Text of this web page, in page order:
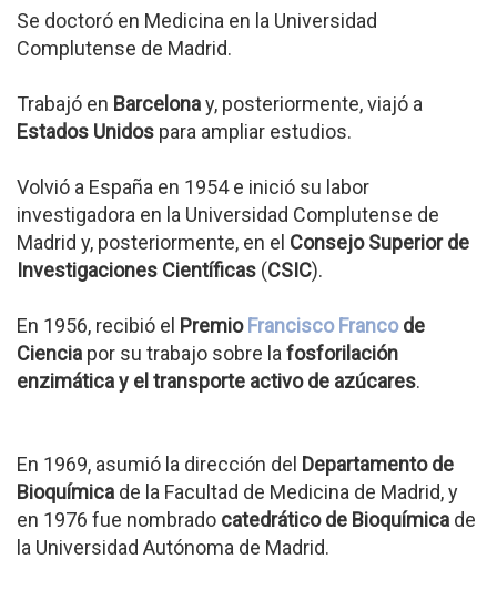
Se doctoró en Medicina en la Universidad
Complutense de Madrid.
Trabajó en Barcelonay, posteriormente, viajó a
Estados Unidos para ampliar estudios.
Volvió a España en 1954 e inició su labor
investigadora en la Universidad Complutense de
Madrid y, posteriormente, en el Consejo Superior de
Investigaciones Científicas (CSIC).
En 1956, recibió el PremioFrancisco Francode
Ciencia por su trabajo sobre la fosforilación
enzimática y el transporte activo de azúcares.
En 1969, asumió la dirección del Departamento de
Bioquímica de la Facultad de Medicina de Madrid, y
en 1976 fue nombrado catedrático de Bioquímica de
la Universidad Autónoma de Madrid.